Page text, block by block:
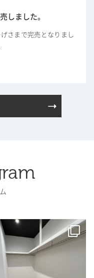
しました。
さまで完売となりまし